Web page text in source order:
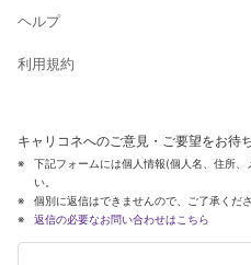
ヘルプ
利用規約
キャリコネへのご意見・ご要望をお待
下記フォームには個人情報(個人名、住所
い。
個別に返信はできませんので、ご了承くださ
返信の必要なお問い合わせはこちら